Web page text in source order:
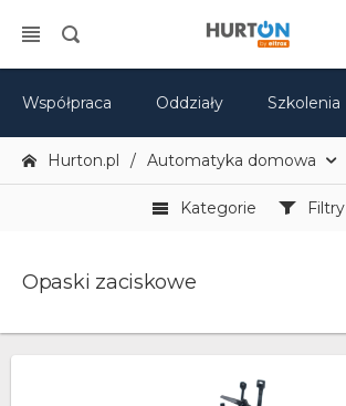
Współpraca Oddziały Szkolenia
Hurton.pl Automatyka domowa
Kategorie Filtry
Opaski zaciskowe